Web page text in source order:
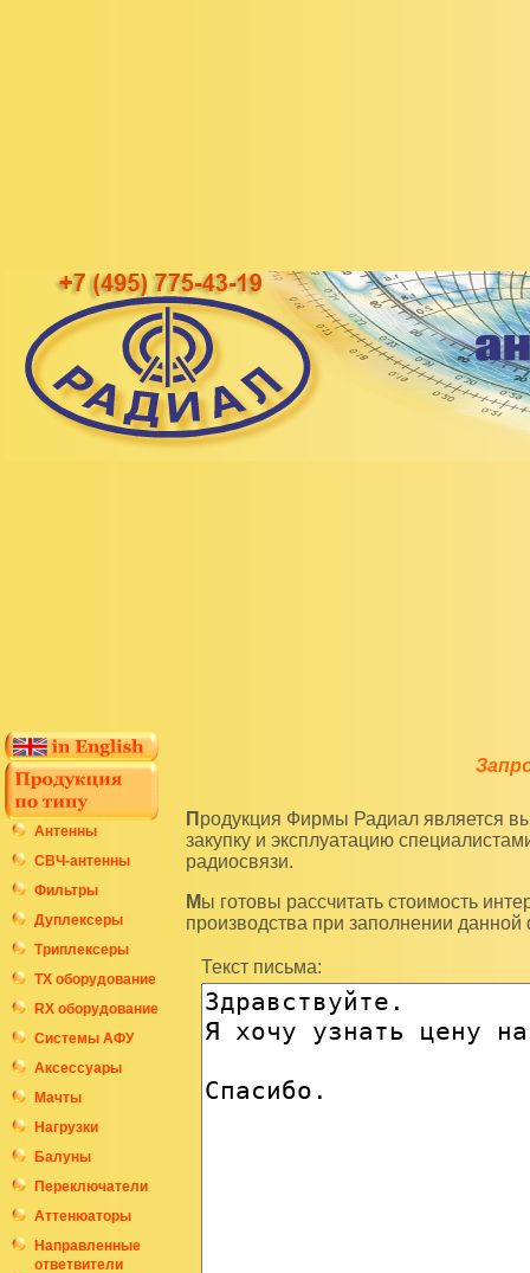
Антенны
СВЧ-антенны
Фильтры
Дуплексеры
Триплексеры
ТХ оборудование
RX оборудование
Системы АФУ
Аксессуары
Мачты
Нагрузки
Балуны
Переключатели
Аттенюаторы
Направленные
ответвители
Продукция Фирмы Радиал является высокотехнологичным оборудованием и подразумевает
закупку и эксплуатацию
радиосвязи.
Мы готовы рассчитать стоимость интересующих вас изделий по последним ценам нашего
производства при заполнении
Текст письма: